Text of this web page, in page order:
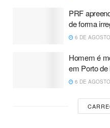
PRF
de forma
6 DE
Homem é
em Porto
6 DE